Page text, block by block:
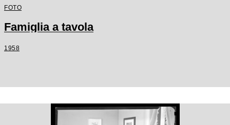
FOTO
Famiglia a tavola
1958